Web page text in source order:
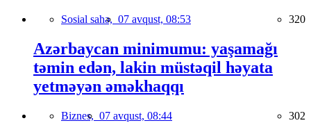
Sosial sahə, 07 avqust, 08:53 320
Azərbaycan minimumu: yaşamağı
təmin edən, lakin müstəqil həyata
yetməyən əməkhaqqı
Biznes, 07 avqust, 08:44 302